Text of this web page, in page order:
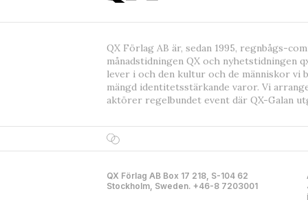
QX Förlag AB är, sedan 1995, regnbågs-
månadstidningen QX och nyhetstidningen
lever i och den kultur och de människor vi
mängd identitetsstärkande varor. Vi
aktörer regelbundet event där QX-Galan
QX Förlag AB Box 17 218, S-104 62
Stockholm, Sweden. +46-8 7203001